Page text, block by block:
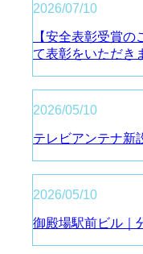
2026/07/10
【安全表彰受賞
て表彰をいただき
2026/05/10
テレビアンテナ新
2026/05/10
御殿場駅前ビル｜